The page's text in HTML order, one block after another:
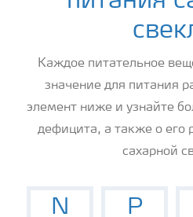
Каждое питательное
значение для питания
элемент ниже и узнайте
дефицита, а также о его
сахарной
N P